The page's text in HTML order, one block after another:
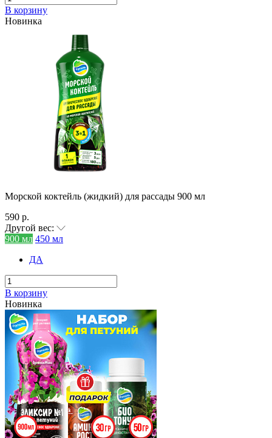
В корзину
Новинка
Морской коктейль (жидкий) для рассады 900 мл
590 р.
Другой вес:
900 мл 450 мл
ДА
В корзину
Новинка